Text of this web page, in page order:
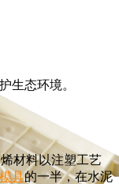
生态环境。
材料以注塑工艺
具的一半，在水泥